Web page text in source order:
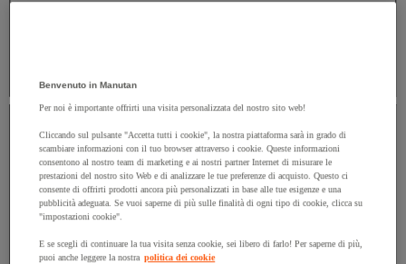
Prezzo
Prezzo
Valore facet Minore di 100 €(1288) Minore di 100 €
(1288)
Valore facet Tra 100 € e 200 €
Benvenuto in Manutan
Per noi è importante offrirti una visita personalizzata del nostro sito web!
Cliccando sul pulsante "Accetta tutti i cookie", la nostra piattaforma sarà in grado di
scambiare informazioni con il tuo browser attraverso i cookie. Queste informazioni
consentono al nostro team di marketing e ai nostri partner Internet di misurare le
prestazioni del nostro sito Web e di analizzare le tue preferenze di acquisto. Questo ci
consente di offrirti prodotti ancora più personalizzati in base alle tue esigenze e una
pubblicità adeguata. Se vuoi saperne di più sulle finalità di ogni tipo di cookie, clicca su
"impostazioni cookie".
E se scegli di continuare la tua visita senza cookie, sei libero di farlo! Per saperne di più,
puoi anche leggere la nostra politica dei cookie